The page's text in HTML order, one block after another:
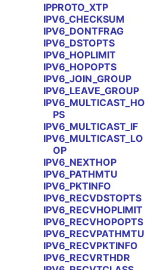
IPPROTO_XTP
IPV6_CHECKSUM
IPV6_DONTFRAG
IPV6_DSTOPTS
IPV6_HOPLIMIT
IPV6_HOPOPTS
IPV6_JOIN_GROUP
IPV6_LEAVE_GROUP
IPV6_MULTICAST_HO
PS
IPV6_MULTICAST_IF
IPV6_MULTICAST_LO
OP
IPV6_NEXTHOP
IPV6_PATHMTU
IPV6_PKTINFO
IPV6_RECVDSTOPTS
IPV6_RECVHOPLIMIT
IPV6_RECVHOPOPTS
IPV6_RECVPATHMTU
IPV6_RECVPKTINFO
IPV6_RECVRTHDR